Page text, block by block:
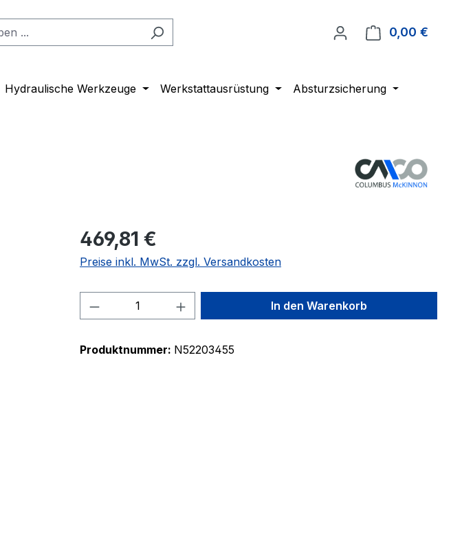
0,00 €
Hydraulische Werkzeuge Werkstattausrüstung Absturzsicherung
469,81 €
Preise inkl. MwSt. zzgl. Versandkosten
Produkt Anzahl: Gib den gewünschten Wert
In den Warenkorb
Produktnummer: N52203455